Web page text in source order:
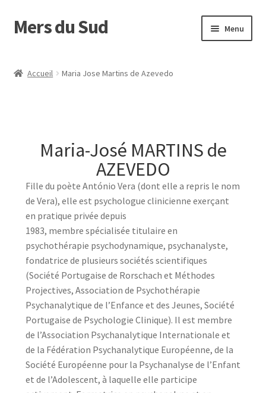
Mers du Sud Menu
Nos auteurs
Panier
Accueil Maria Jose Martins de Azevedo
Maria-José MARTINS de
AZEVEDO
Fille du poète António Vera (dont elle a repris le nom
de Vera), elle est psychologue clinicienne exerçant
en pratique privée depuis
1983, membre spécialisée titulaire en
psychothérapie psychodynamique, psychanalyste,
fondatrice de plusieurs sociétés scientifiques
(Société Portugaise de Rorschach et Méthodes
Projectives, Association de Psychothérapie
Psychanalytique de l’Enfance et des Jeunes, Société
Portugaise de Psychologie Clinique). Il est membre
de l’Association Psychanalytique Internationale et
de la Fédération Psychanalytique Européenne, de la
Société Européenne pour la Psychanalyse de l’Enfant
et de l’Adolescent, à laquelle elle participe